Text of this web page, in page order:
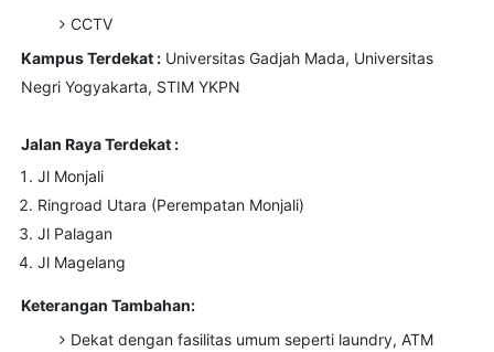
CCTV
Kampus Terdekat :Universitas Gadjah Mada, Universitas
Negri Yogyakarta, STIM YKPN
Jalan Raya Terdekat :
Jl Monjali
Ringroad Utara (Perempatan Monjali)
Jl Palagan
Jl Magelang
Keterangan Tambahan:
Dekat dengan fasilitas umum seperti laundry, ATM